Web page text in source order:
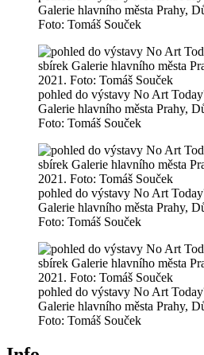
Galerie hlavního města Prahy,
Foto: Tomáš Souček
pohled do výstavy No Art
Galerie hlavního města Prahy,
Foto: Tomáš Souček
pohled do výstavy No Art
Galerie hlavního města Prahy,
Foto: Tomáš Souček
pohled do výstavy No Art
Galerie hlavního města Prahy,
Foto: Tomáš Souček